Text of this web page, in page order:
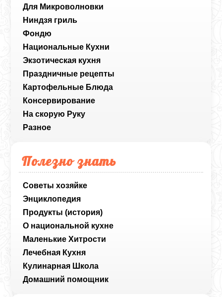
Для Микроволновки
Ниндзя гриль
Фондю
Национальные Кухни
Экзотическая кухня
Праздничные рецепты
Картофельные Блюда
Консервирование
На скорую Руку
Разное
Полезно знать
Советы хозяйке
Энциклопедия
Продукты (история)
О национальной кухне
Маленькие Хитрости
Лечебная Кухня
Кулинарная Школа
Домашний помощник